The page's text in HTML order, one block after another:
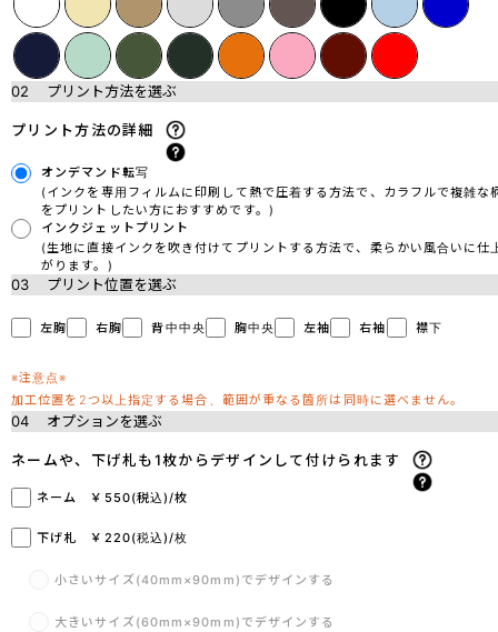
02 プリント方法を選ぶ
プリント方法の詳細
オンデマンド転写
(インクを専用フィルムに印刷して熱で圧着する方法で、カラフルで複雑な
をプリントしたい方におすすめです。)
インクジェットプリント
(生地に直接インクを吹き付けてプリントする方法で、柔らかい風合いに仕
がります。)
03 プリント位置を選ぶ
左胸 右胸 背中中央 胸中央 左袖 右袖 襟下
※注意点※
加工位置を2つ以上指定する場合、範囲が重なる箇所は同時に選べません。
04 オプションを選ぶ
ネームや、下げ札も1枚からデザインして付けられます
ネーム ￥550(税込)/枚
下げ札 ￥220(税込)/枚
小さいサイズ(40mm×90mm)でデザインする
大きいサイズ(60mm×90mm)でデザインする